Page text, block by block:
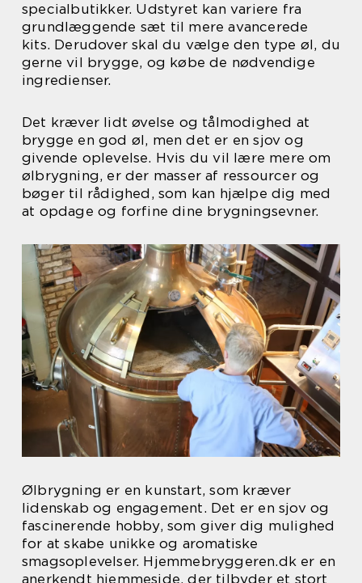
specialbutikker. Udstyret kan variere fra
grundlæggende sæt til mere avancerede
kits. Derudover skal du vælge den type øl, du
gerne vil brygge, og købe de nødvendige
ingredienser.
Det kræver lidt øvelse og tålmodighed at
brygge en god øl, men det er en sjov og
givende oplevelse. Hvis du vil lære mere om
ølbrygning, er der masser af ressourcer og
bøger til rådighed, som kan hjælpe dig med
at opdage og forfine dine brygningsevner.
Ølbrygning er en kunstart, som kræver
lidenskab og engagement. Det er en sjov og
fascinerende hobby, som giver dig mulighed
for at skabe unikke og aromatiske
smagsoplevelser. Hjemmebryggeren.dk er en
anerkendt hjemmeside, der tilbyder et stort